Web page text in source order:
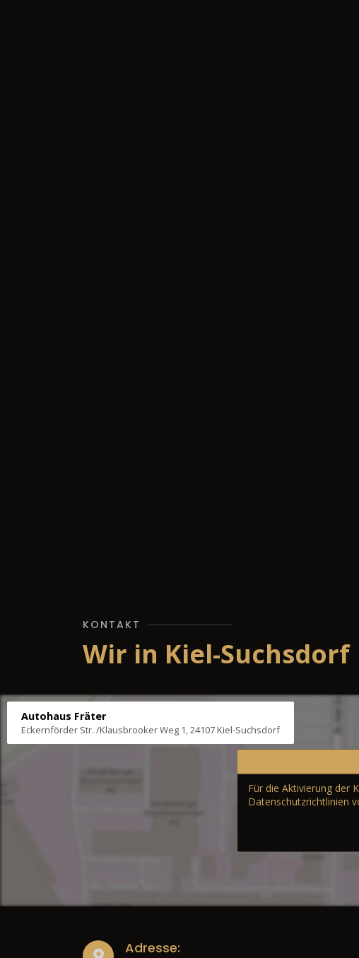
KONTAKT
Wir in Kiel-Suchsdorf
Autohaus Fräter
Eckernförder Str. /Klausbrooker Weg 1, 24107 Kiel-Suchsdorf
Für die Aktivierung der
Datenschutzrichtlinien
Adresse: